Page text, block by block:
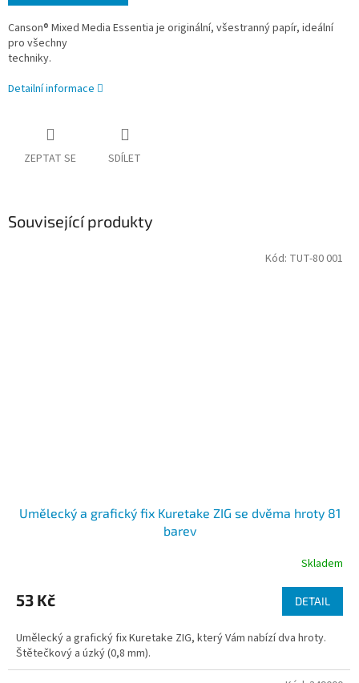
Canson® Mixed Media Essentia je originální, všestranný papír, ideální
pro všechny
techniky.
Detailní informace
ZEPTAT SE SDÍLET
Související produkty
Umělecký a grafický fix Kuretake ZIG se dvěma hroty 81
barev
Skladem
53 Kč DETAIL
Umělecký a grafický fix Kuretake ZIG, který Vám nabízí dva hroty.
Štětečkový a úzký (0,8 mm).
Kód: TUT-80 001